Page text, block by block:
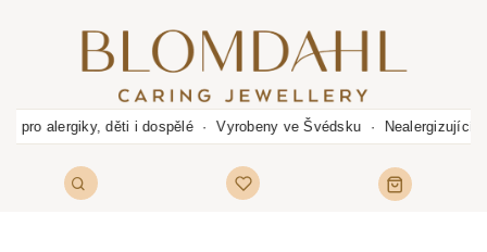
pro alergiky, děti i dospělé · Vyrobeny ve Švédsku ·